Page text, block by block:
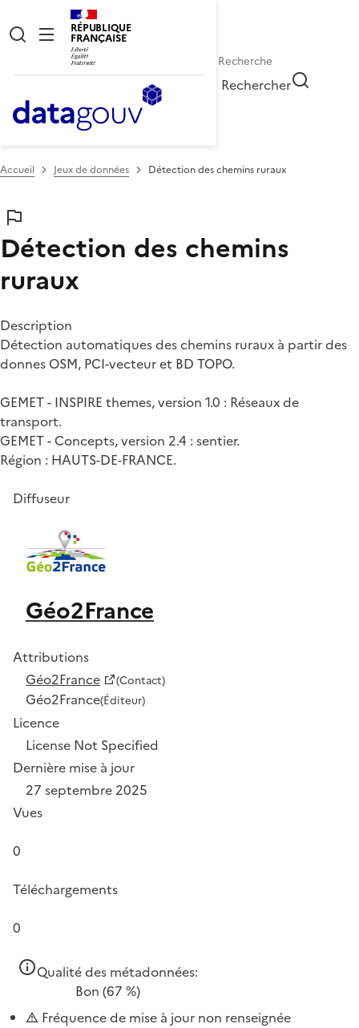
RÉPUBLIQUE
FRANÇAISE
Rechercher
Accueil Jeux de données Détection des chemins ruraux
Détection des chemins
ruraux
Description
Détection automatiques des chemins ruraux à partir des
donnes OSM, PCI-vecteur et BD TOPO.
GEMET - INSPIRE themes, version 1.0 : Réseaux de
transport.
GEMET - Concepts, version 2.4 : sentier.
Région : HAUTS-DE-FRANCE.
Diffuseur
Géo2France
Attributions
Géo2France
(Contact)
Géo2France(Éditeur)
Licence
License Not Specified
Dernière mise à jour
27 septembre 2025
Vues
0
Téléchargements
0
Qualité des métadonnées:
Bon (67 %)
Fréquence de mise à jour non renseignée